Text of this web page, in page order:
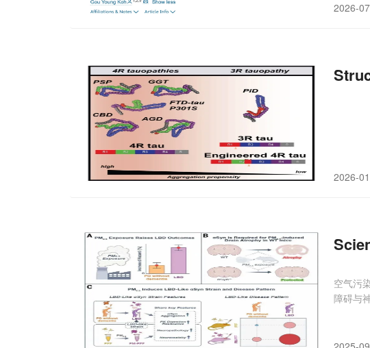
2026-
2026-
空气污
障碍与